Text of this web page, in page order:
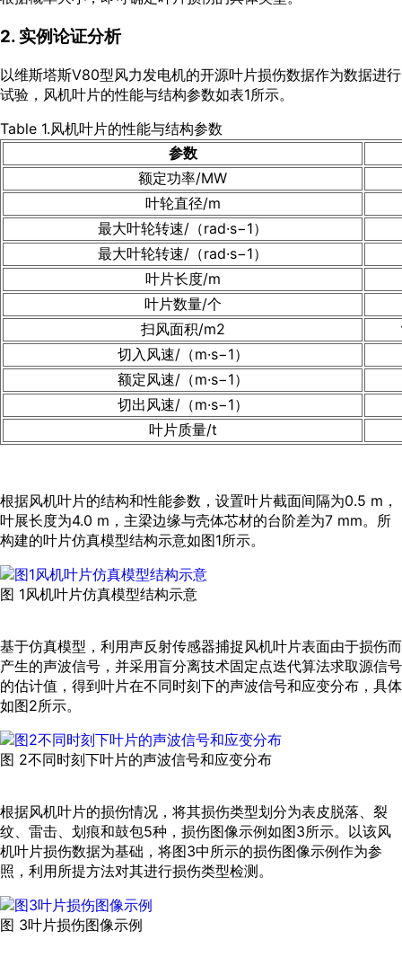
2. 实例论证分析
以维斯塔斯V80型风力发电机的开源叶片损伤数据作为数据进行
试验，风机叶片的性能与结构参数如表1所示。
Table 1.风机叶片的性能与结构参数
参数
额定功率/MW
叶轮直径/m
最大叶轮转速/（rad·s−1）
最大叶轮转速/（rad·s−1）
叶片长度/m
叶片数量/个
扫风面积/m2
切入风速/（m·s−1）
额定风速/（m·s−1）
切出风速/（m·s−1）
叶片质量/t
根据风机叶片的结构和性能参数，设置叶片截面间隔为0.5 m，
叶展长度为4.0 m，主梁边缘与壳体芯材的台阶差为7 mm。所
构建的叶片仿真模型结构示意如图1所示。
图 1风机叶片仿真模型结构示意
基于仿真模型，利用声反射传感器捕捉风机叶片表面由于损伤而
产生的声波信号，并采用盲分离技术固定点迭代算法求取源信号
的估计值，得到叶片在不同时刻下的声波信号和应变分布，具体
如图2所示。
图 2不同时刻下叶片的声波信号和应变分布
根据风机叶片的损伤情况，将其损伤类型划分为表皮脱落、裂
纹、雷击、划痕和鼓包5种，损伤图像示例如图3所示。以该风
机叶片损伤数据为基础，将图3中所示的损伤图像示例作为参
照，利用所提方法对其进行损伤类型检测。
图 3叶片损伤图像示例